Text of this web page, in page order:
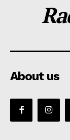
About us